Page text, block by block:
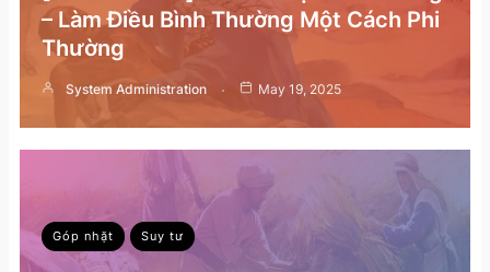
– Làm Điều Bình Thường Một Cách Phi
Thường
System Administration May 19, 2025
Góp nhặt Suy tư